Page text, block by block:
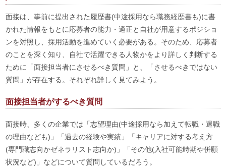
面接は、事前に提出された履歴書(中途採用なら職務経歴書も)に書
かれた情報をもとに応募者の能力・適正と自社が用意するポジショ
ンを対照し、採用活動を進めていく必要がある。そのため、応募者
のことを深く知り、自社で活躍できる人物かをより詳しく判断する
ために「面接担当者にさせるべき質問」と、「させるべきではない
質問」が存在する。それぞれ詳しく見てみよう。
面接担当者がするべき質問
面接時、多くの企業では「志望理由(中途採用なら加えて転職・退職
の理由なども)」「過去の経験や実績」「キャリアに対する考え方
(専門職志向かゼネラリスト志向か)」「その他(入社可能時期や併願
状況など)」などについて質問しているだろう。